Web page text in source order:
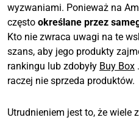
wyzwaniami. Ponieważ na
często określane przez
Kto nie zwraca uwagi na te
szans, aby jego produkty
rankingu lub zdobyły Buy Box
raczej nie sprzeda produktów.
Utrudnieniem jest to, że wiele